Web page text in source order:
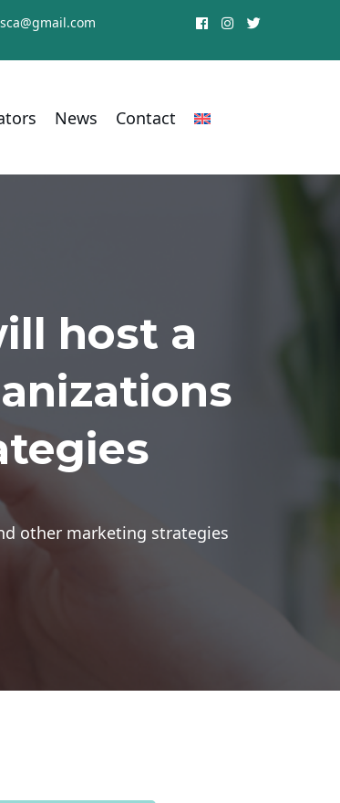
News Contact
host a
other marketing strategies